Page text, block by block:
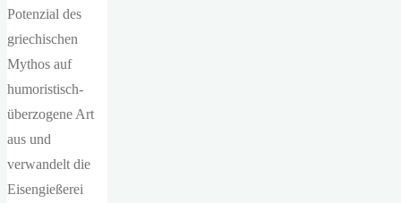
Potenzial des
griechischen
Mythos auf
humoristisch-
überzogene Art
aus und
verwandelt die
Eisengießerei